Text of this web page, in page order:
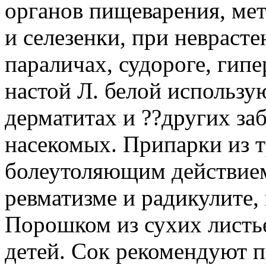
органов пищеварения,
и селезенки, при
параличах, судороге,
настой Л. белой
дерматитах и ??других
насекомых. Припарки из
болеутоляющим
ревматизме и
Порошком из сухих
детей. Сок рекомендуют